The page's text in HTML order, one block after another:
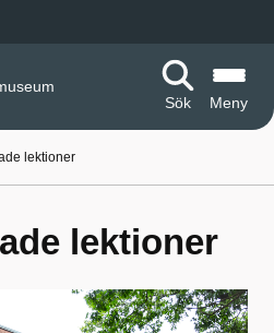
Sök
Meny
lektioner
lektioner